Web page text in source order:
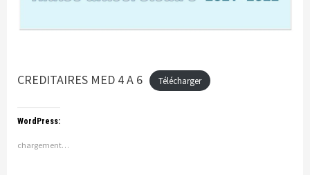
CREDITAIRES MED 4 A 6 Télécharger
WordPress:
chargement…